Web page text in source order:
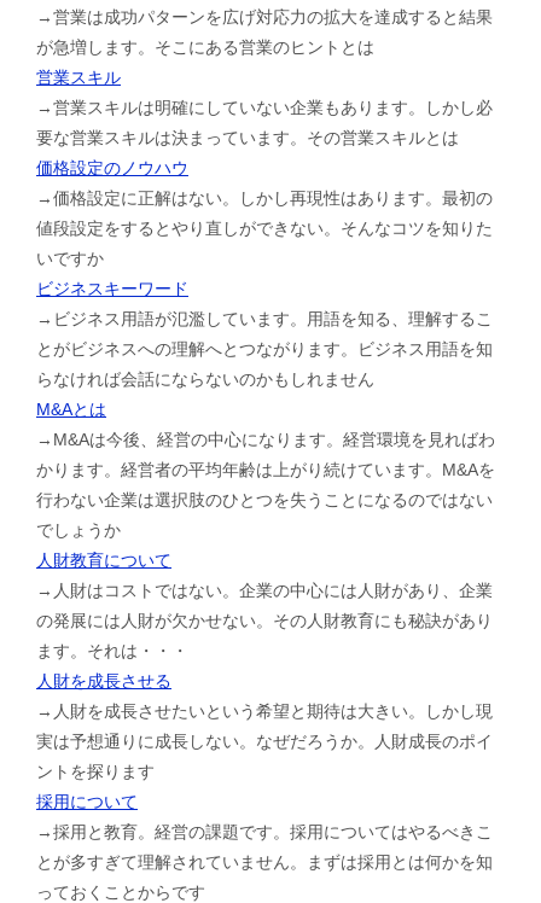
→営業は成功パターンを広げ対応力の拡大を達成すると結果
が急増します。そこにある営業のヒントとは
営業スキル
→営業スキルは明確にしていない企業もあります。しかし必
要な営業スキルは決まっています。その営業スキルとは
価格設定のノウハウ
→価格設定に正解はない。しかし再現性はあります。最初の
値段設定をするとやり直しができない。そんなコツを知りた
いですか
ビジネスキーワード
→ビジネス用語が氾濫しています。用語を知る、理解するこ
とがビジネスへの理解へとつながります。ビジネス用語を知
らなければ会話にならないのかもしれません
M&Aとは
→M&Aは今後、経営の中心になります。経営環境を見ればわ
かります。経営者の平均年齢は上がり続けています。M&Aを
行わない企業は選択肢のひとつを失うことになるのではない
でしょうか
人財教育について
→人財はコストではない。企業の中心には人財があり、企業
の発展には人財が欠かせない。その人財教育にも秘訣があり
ます。それは・・・
人財を成長させる
→人財を成長させたいという希望と期待は大きい。しかし現
実は予想通りに成長しない。なぜだろうか。人財成長のポイ
ントを探ります
採用について
→採用と教育。経営の課題です。採用についてはやるべきこ
とが多すぎて理解されていません。まずは採用とは何かを知
っておくことからです